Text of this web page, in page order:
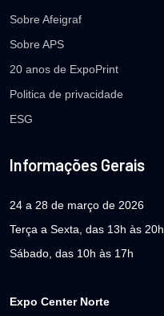
Sobre Afeigraf
Sobre APS
20 anos de ExpoPrint
Politica de privacidade
ESG
Informações Gerais
24 a 28 de março de 2026
Terça a Sexta, das 13h às 20h
Sábado, das 10h às 17h
Expo Center Norte